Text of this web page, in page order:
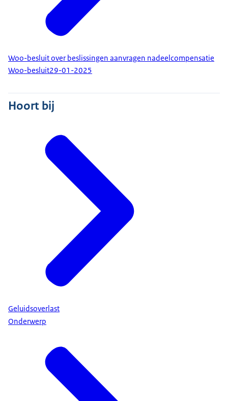
Woo-besluit over beslissingen aanvragen nadeelcompensatie
Woo-besluit29-01-2025
Hoort bij
Geluidsoverlast
Onderwerp